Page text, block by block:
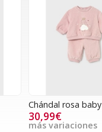
Chándal rosa baby
30,99€
más variaciones